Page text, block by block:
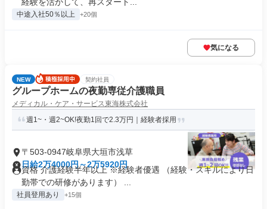
中途入社50％以上 +20個
気になる
NEW 契約社員
グループホームの夜勤専従介護職員
メディカル・ケア・サービス東海株式会社
週1~・週2~OK!夜勤1回で2.3万円｜経験者採用
〒503-0947岐阜県大垣市浅草
日給2万4000円～2万5920円
資格 介護経験半年以上 ※経験者優遇 （経験・スキルにより日
勤帯での研修があります） ...
社員登用あり +15個